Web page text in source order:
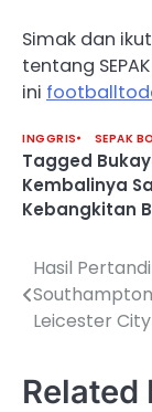
Simak dan
tentang
ini
INGGRIS SEPAK
Tagged
Kembalinya
Kebangkitan
Post
Hasil
Leicester
Related